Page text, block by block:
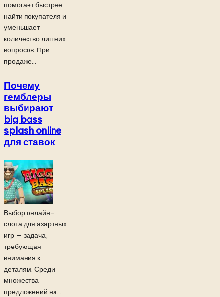
помогает быстрее
найти покупателя и
уменьшает
количество лишних
вопросов. При
продаже...
Почему
гемблеры
выбирают
big bass
splash online
для ставок
Выбор онлайн-
слота для азартных
игр — задача,
требующая
внимания к
деталям. Среди
множества
предложений на...